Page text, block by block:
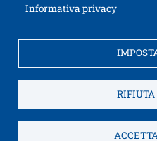
Informativa privacyApri il
Accessibilità
Autenticazione SPID
Come raggiungerci
Credits
Informativa Privacy
Service Desk